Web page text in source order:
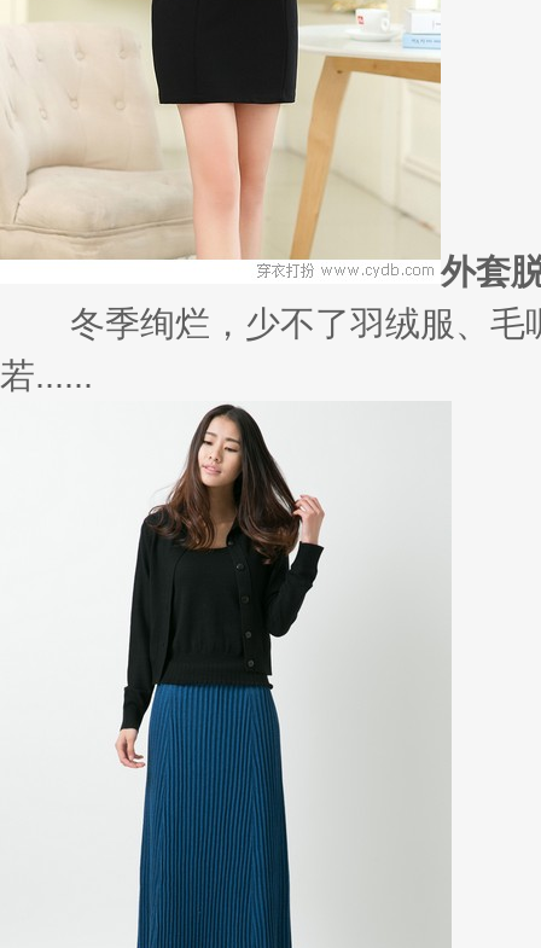
外套
冬季绚烂，少不了羽绒服、毛
若......